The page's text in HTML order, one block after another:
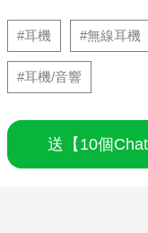
#耳機 #無線耳機
#耳機/音響
送【10個